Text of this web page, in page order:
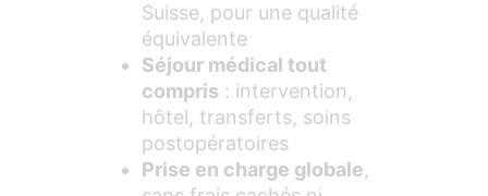
Suisse, pour une qualité
équivalente
Séjour médical tout
compris : intervention,
hôtel, transferts, soins
postopératoires
Prise en charge globale,